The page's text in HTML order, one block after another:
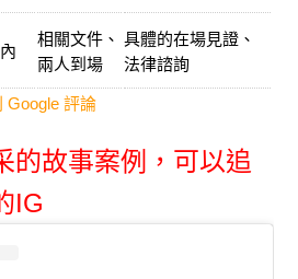
相關文件、
兩人到場
具體的在場見證、
法律諮詢
Google 評論
的故事案例，可以追
IG